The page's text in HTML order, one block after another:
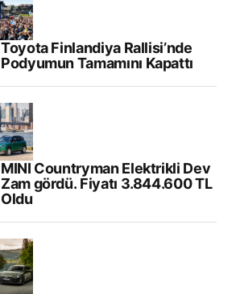
Toyota Finlandiya Rallisi’nde
Podyumun Tamamını Kapattı
MINI Countryman Elektrikli Dev
Zam gördü. Fiyatı 3.844.600 TL
Oldu